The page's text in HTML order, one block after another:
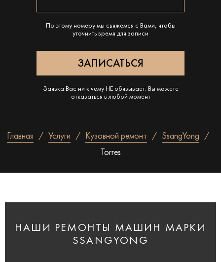
По этому номеру мы свяжемся с Вами, чтобы
уточнить время для записи
Заявка Вас ни к чему НЕ обязывает. Вы можете
отказаться в любой момент
Главная Услуги Кузовной ремонт
SsangYong
Torres
НАШИ РЕМОНТЫ МАШИН МАРКИ
SSANGYONG